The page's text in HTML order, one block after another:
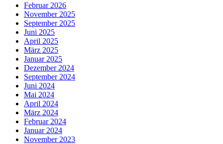
Februar 2026
November 2025
September 2025
Juni 2025
April 2025
März 2025
Januar 2025
Dezember 2024
September 2024
Juni 2024
Mai 2024
April 2024
März 2024
Februar 2024
Januar 2024
November 2023